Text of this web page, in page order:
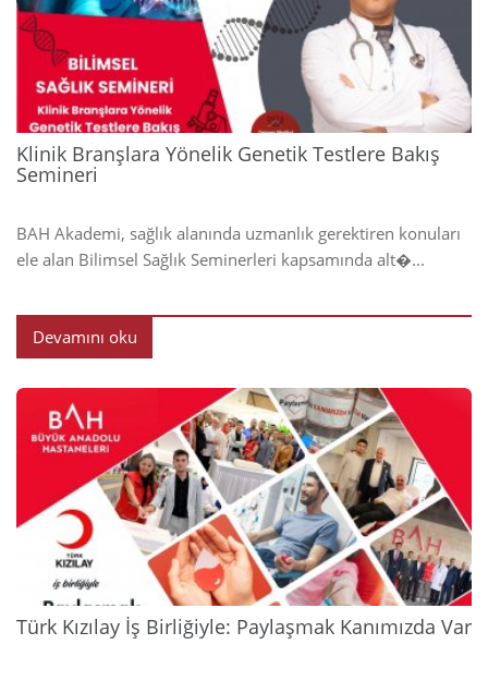
Klinik Branşlara Yönelik Genetik Testlere Bakış
Semineri
BAH Akademi, sağlık alanında uzmanlık gerektiren konuları
ele alan Bilimsel Sağlık Seminerleri kapsamında alt�...
Devamını oku
2024
Türk Kızılay İş Birliğiyle: Paylaşmak Kanımızda Var